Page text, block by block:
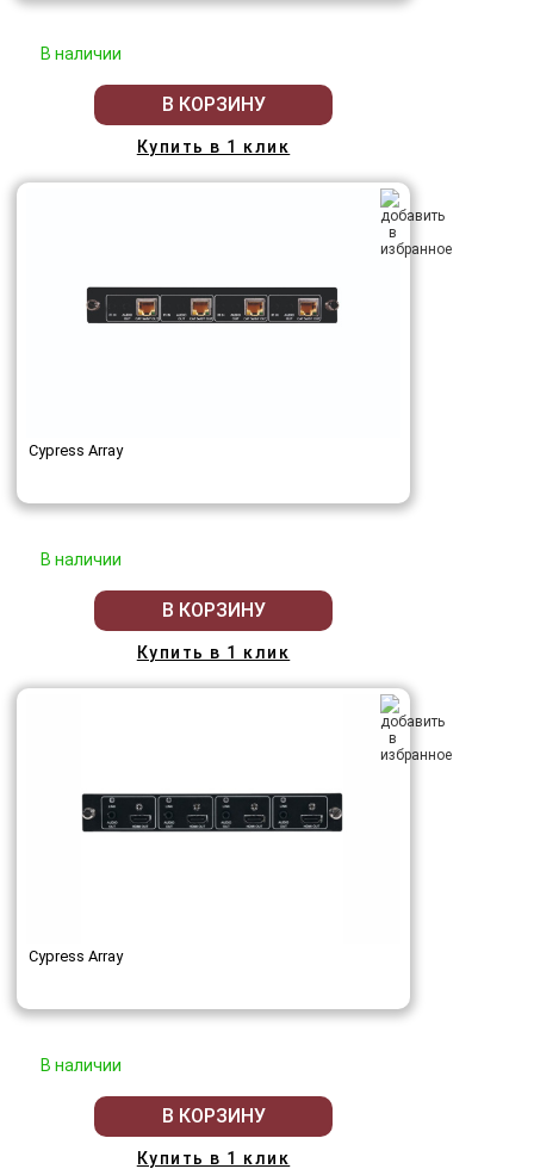
В наличии
В КОРЗИНУ
Купить в 1 клик
Cypress Array
В наличии
В КОРЗИНУ
Купить в 1 клик
Cypress Array
В наличии
В КОРЗИНУ
Купить в 1 клик